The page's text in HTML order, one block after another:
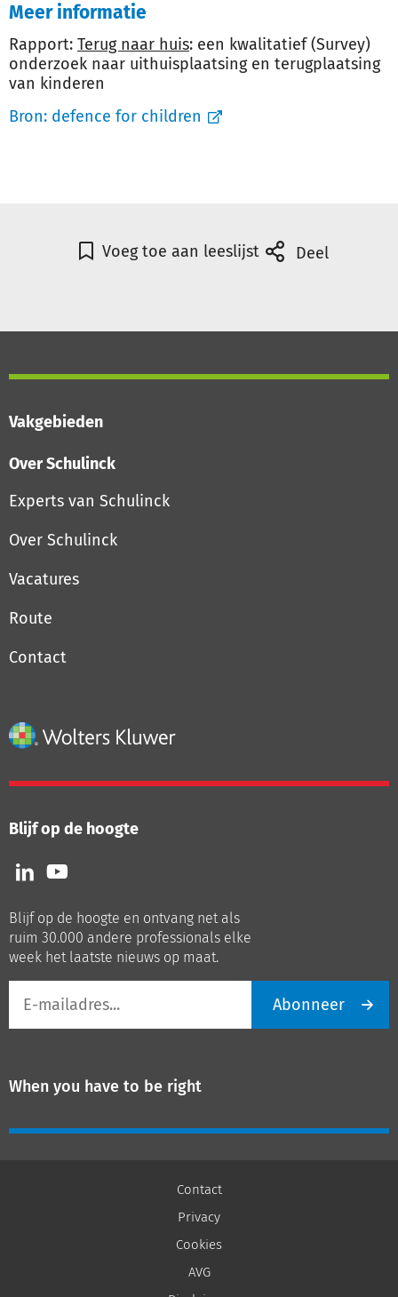
Meer informatie
Rapport: Terug naar huis: een kwalitatief (Survey)
onderzoek naar uithuisplaatsing en terugplaatsing
van kinderen
Bron: defence for children
Voeg toe aan leeslijst Deel
Vakgebieden
Over Schulinck
Experts van Schulinck
Over Schulinck
Vacatures
Route
Contact
Blijf op de hoogte
Volg
ons
LinkedIn
Volg
ons
Youtube
Blijf op de hoogte en ontvang net als
ruim 30.000 andere professionals elke
week het laatste nieuws op maat.
mailadres
Abonneer
When you have to be right
Contact
Privacy
Cookies
AVG